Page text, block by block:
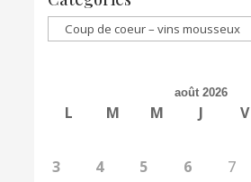
Catégories
août 2026
L M M J V
3
4 5 6 7